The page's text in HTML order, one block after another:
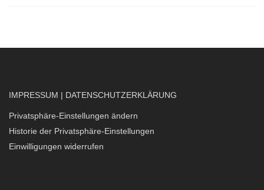
IMPRESSUM | DATENSCHUTZERKLÄRUNG
Privatsphäre-Einstellungen ändern
Historie der Privatsphäre-Einstellungen
Einwilligungen widerrufen